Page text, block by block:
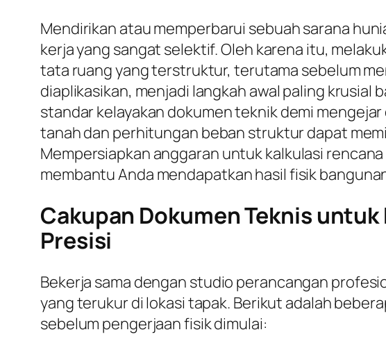
Mendirikan atau memperbarui sebuah sarana
kerja yang sangat selektif. Oleh karena itu,
tata ruang yang terstruktur, terutama sebelum
diaplikasikan, menjadi langkah awal paling krusial
standar kelayakan dokumen teknik demi
tanah dan perhitungan beban struktur dapat
Mempersiapkan anggaran untuk kalkulasi
membantu Anda mendapatkan hasil fisik
Cakupan Dokumen Teknis
Presisi
Bekerja sama dengan studio perancangan
yang terukur di lokasi tapak. Berikut adalah
sebelum pengerjaan fisik dimulai: